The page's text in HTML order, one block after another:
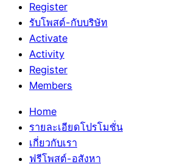
Register
รับโพสต์-กับบริษัท
Activate
Activity
Register
Members
Home
รายละเอียดโปรโมชั่น
เกี่ยวกับเรา
ฟรีโพสต์-อสังหา